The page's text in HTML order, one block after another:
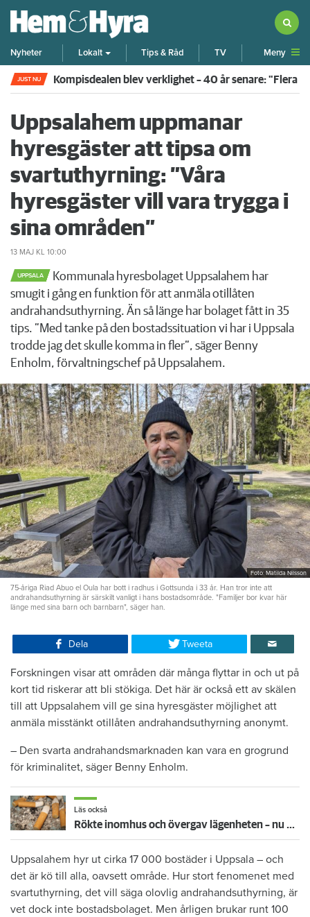
Nyheter Lokalt Tips & Råd TV Meny
JUST NU Kompisdealen blev verklighet – 40 år senare: "Flera
Uppsalahem uppmanar
hyresgäster att tipsa om
svartuthyrning: ”Våra
hyresgäster vill vara trygga i
sina områden”
13 MAJ KL 10:00
UPPSALA
Kommunala hyresbolaget Uppsalahem har
smugit i gång en funktion för att anmäla otillåten
andrahandsuthyrning. Än så länge har bolaget fått in 35
tips. ”Med tanke på den bostadssituation vi har i Uppsala
trodde jag det skulle komma in fler”, säger Benny
Enholm, förvaltningschef på Uppsalahem.
Foto: Matilda Nilsson
75-åriga Riad Abuo el Oula har bott i radhus i Gottsunda i 33 år. Han tror inte att
andrahandsuthyrning är särskilt vanligt i hans bostadsområde. "Familjer bor kvar här
länge med sina barn och barnbarn", säger han.
Dela Tweeta
Forskningen visar att områden där många flyttar in och ut på
kort tid riskerar att bli stökiga. Det här är också ett av skälen
till att Uppsalahem vill ge sina hyresgäster möjlighet att
anmäla misstänkt otillåten andrahandsuthyrning anonymt.
– Den svarta andrahandsmarknaden kan vara en grogrund
för kriminalitet, säger Benny Enholm.
Läs också
Rökte inomhus och övergav lägenheten – nu kräver värden honom på 100 000 kronor
Uppsalahem hyr ut cirka 17 000 bostäder i Uppsala – och
det är kö till alla, oavsett område. Hur stort fenomenet med
svartuthyrning, det vill säga olovlig andrahandsuthyrning, är
vet dock inte bostadsbolaget. Men årligen brukar runt 100